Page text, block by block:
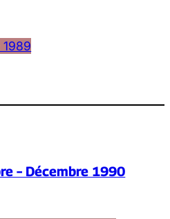
– Décembre 1990